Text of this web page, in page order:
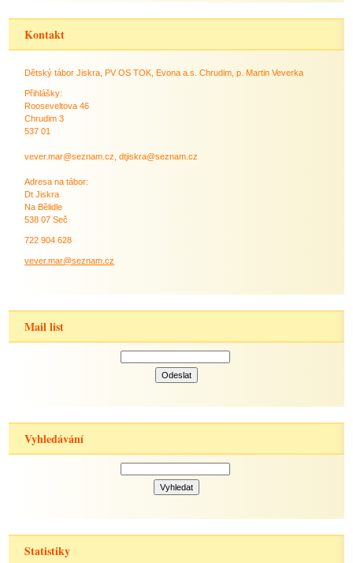
Kontakt
Dětský tábor Jiskra, PV OS TOK, Evona a.s. Chrudim, p. Martin Veverka
Přihlášky:
Rooseveltova 46
Chrudim 3
537 01
vever.mar@seznam.cz, dtjiskra@seznam.cz
Adresa na tábor:
Dt Jiskra
Na Bělidle
538 07 Seč
722 904 628
vever.mar@seznam.cz
Mail list
Vyhledávání
Statistiky